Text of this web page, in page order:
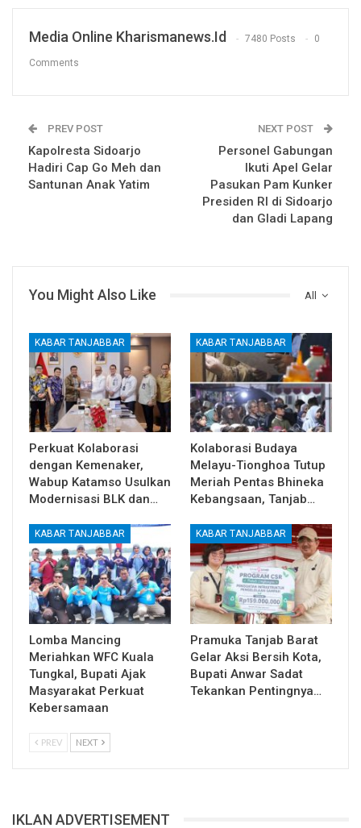
Media Online Kharismanews.id 7480 Posts 0
Comments
PREV POST
Kapolresta Sidoarjo
Hadiri Cap Go Meh dan
Santunan Anak Yatim
NEXT POST
Personel Gabungan
Ikuti Apel Gelar
Pasukan Pam Kunker
Presiden RI di Sidoarjo
dan Gladi Lapang
All
You Might Also Like
KABAR TANJABBAR
Perkuat Kolaborasi
dengan Kemenaker,
Wabup Katamso Usulkan
Modernisasi BLK dan…
KABAR TANJABBAR
Kolaborasi Budaya
Melayu-Tionghoa Tutup
Meriah Pentas Bhineka
Kebangsaan, Tanjab…
KABAR TANJABBAR
Lomba Mancing
Meriahkan WFC Kuala
Tungkal, Bupati Ajak
Masyarakat Perkuat
Kebersamaan
KABAR TANJABBAR
Pramuka Tanjab Barat
Gelar Aksi Bersih Kota,
Bupati Anwar Sadat
Tekankan Pentingnya…
PREV NEXT
IKLAN ADVERTISEMENT